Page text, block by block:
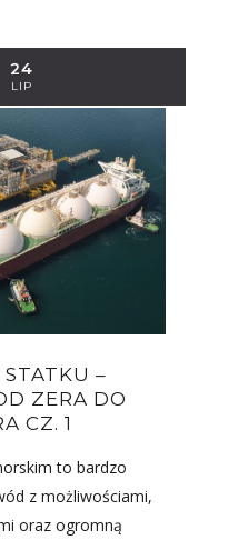
24
LIP
–
ZERA DO
CZ. 1
to bardzo
z możliwościami,
oraz ogromną